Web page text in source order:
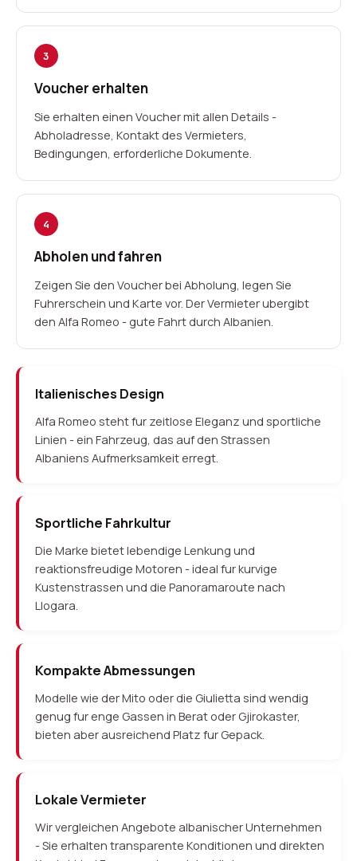
3
Voucher erhalten
Sie erhalten einen Voucher mit allen Details -
Abholadresse, Kontakt des Vermieters,
Bedingungen, erforderliche Dokumente.
4
Abholen und fahren
Zeigen Sie den Voucher bei Abholung, legen Sie
Fuhrerschein und Karte vor. Der Vermieter ubergibt
den Alfa Romeo - gute Fahrt durch Albanien.
Italienisches Design
Alfa Romeo steht fur zeitlose Eleganz und sportliche
Linien - ein Fahrzeug, das auf den Strassen
Albaniens Aufmerksamkeit erregt.
Sportliche Fahrkultur
Die Marke bietet lebendige Lenkung und
reaktionsfreudige Motoren - ideal fur kurvige
Kustenstrassen und die Panoramaroute nach
Llogara.
Kompakte Abmessungen
Modelle wie der Mito oder die Giulietta sind wendig
genug fur enge Gassen in Berat oder Gjirokaster,
bieten aber ausreichend Platz fur Gepack.
Lokale Vermieter
Wir vergleichen Angebote albanischer Unternehmen
- Sie erhalten transparente Konditionen und direkten